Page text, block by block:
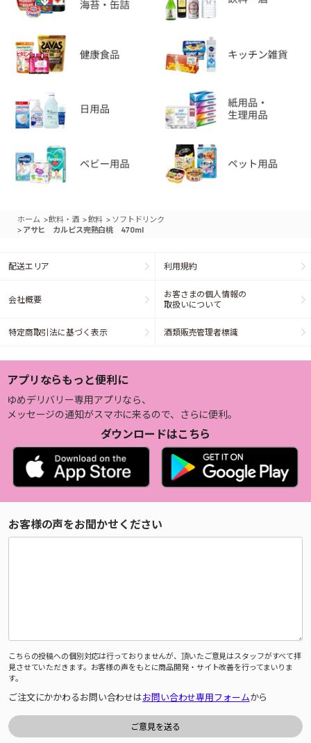
ホーム >飲料・酒 >飲料 > ソフトドリンク
> アサヒ カルピス完熟白桃 470ml
配送エリア 利用規約
会社概要
お客さまの個人情報の
取扱いについて
特定商取引法に基づく表示 酒類販売管理者標識
アプリならもっと便利に
ゆめデリバリー専用アプリなら、
メッセージの通知がスマホに来るので、さらに便利。
ダウンロードはこちら
お客様の声をお聞かせください
こちらの投稿への個別対応は行っておりませんが、頂いたご意見はスタッフがすべて拝
見させていただきます。お客様の声をもとに商品開発・サイト改善を行ってまいりま
す。
ご注文にかかわるお問い合わせはお問い合わせ専用フォームから